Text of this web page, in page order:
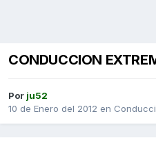
CONDUCCION
Por ju52
10 de Enero del 2012 en